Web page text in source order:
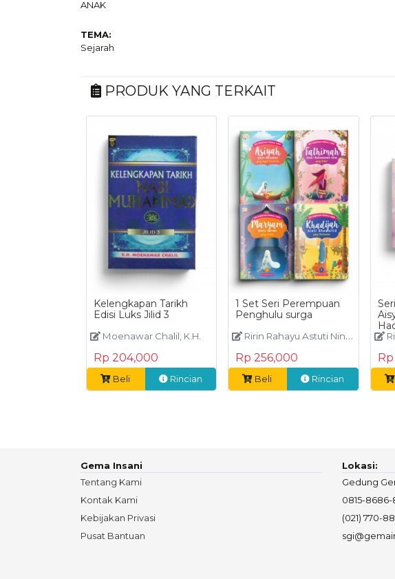
ANAK
TEMA:
Sejarah
PRODUK YANG TERKAIT
Kelengkapan Tarikh
Edisi Luks Jilid 3
Moenawar Chalil, K.H.
Rp 204,000
Beli Rincian
1 Set Seri Perempuan
Penghulu surga
Ririn Rahayu Astuti Ningrum
Rp 256,000
Beli Rincian
Gema Insani
Tentang Kami
Kontak Kami
Kebijakan Privasi
Pusat Bantuan
Lokasi:
Gedung
0815-
(021) 770-